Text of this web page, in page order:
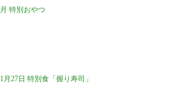
特別おやつ
月27日 特別食「握り寿司」